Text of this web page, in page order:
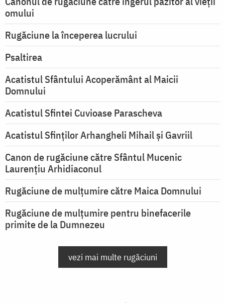
omului
Rugăciune la începerea lucrului
Psaltirea
Acatistul Sfântului Acoperământ al Maicii
Domnului
Acatistul Sfintei Cuvioase Parascheva
Acatistul Sfinților Arhangheli Mihail și Gavriil
Canon de rugăciune către Sfântul Mucenic
Laurențiu Arhidiaconul
Rugăciune de mulţumire către Maica Domnului
Rugăciune de mulțumire pentru binefacerile
primite de la Dumnezeu
vezi mai multe rugăciuni